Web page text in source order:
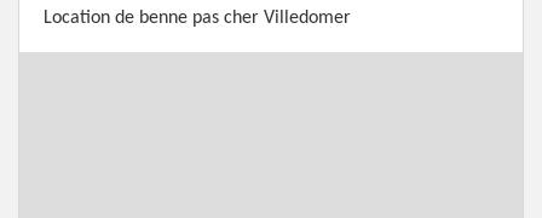
Location de benne pas cher Villedomer